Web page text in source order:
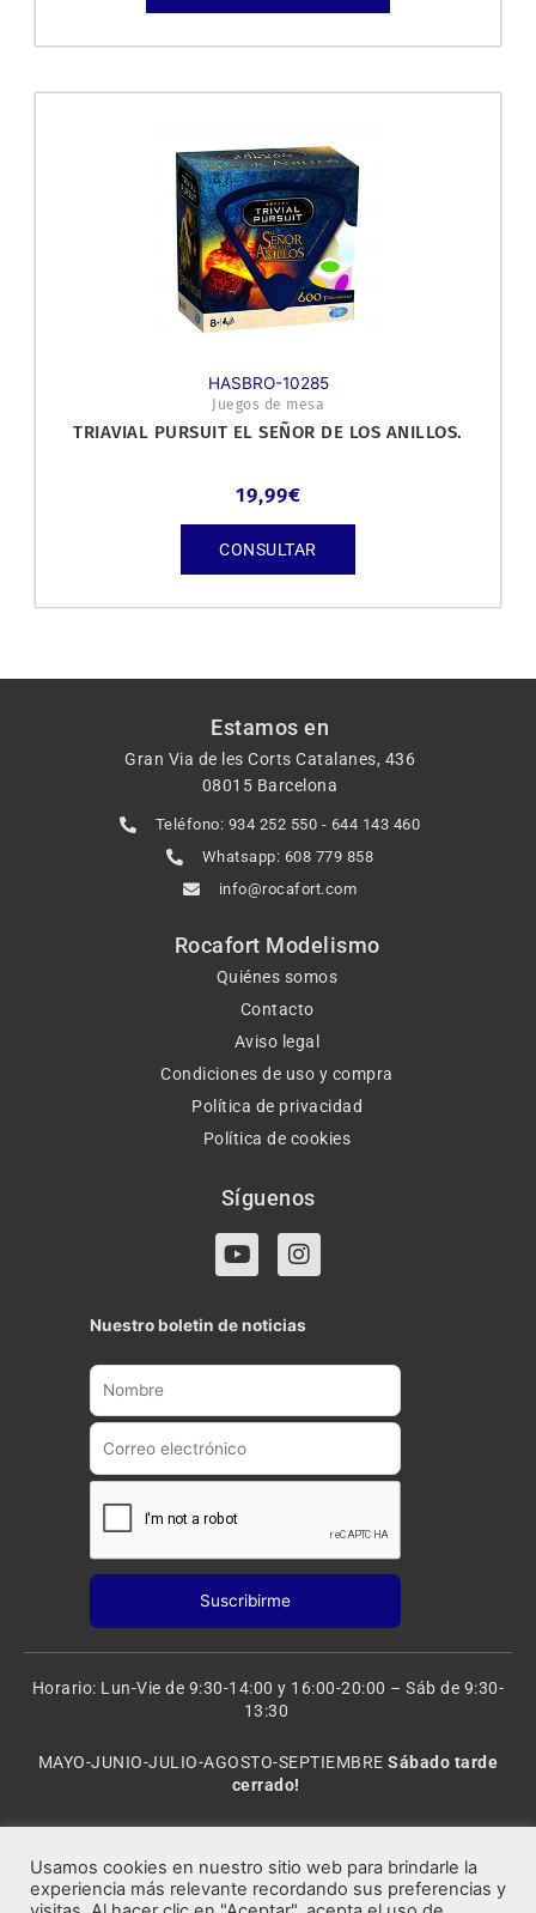
HASBRO-10285
Juegos de mesa
TRIAVIAL PURSUIT EL SEÑOR DE LOS ANILLOS.
19,99€
CONSULTAR
Estamos en
Gran Via de les Corts Catalanes, 436
08015 Barcelona
Teléfono: 934 252 550 - 644 143 460
Whatsapp: 608 779 858
info@rocafort.com
Rocafort Modelismo
Quiénes somos
Contacto
Aviso legal
Condiciones de uso y compra
Política de privacidad
Política de cookies
Síguenos
Y
o
t
u
b
I
n
t
a
g
a
Nuestro boletin de noticias
Horario: Lun-Vie de 9:30-14:00 y 16:00-20:00 – Sáb de 9:30-
13:30
MAYO-JUNIO-JULIO-AGOSTO-SEPTIEMBRESábado tarde
cerrado!
Usamos cookies en nuestro sitio web para brindarle la
experiencia más relevante recordando sus preferencias y